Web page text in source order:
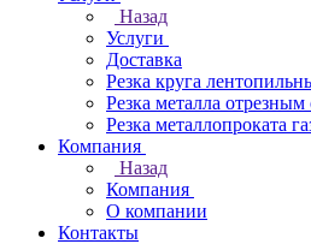
Назад
Услуги
Доставка
Резка круга
Резка металла отрезным
Резка металлопроката
Компания
Назад
Компания
О компании
Контакты